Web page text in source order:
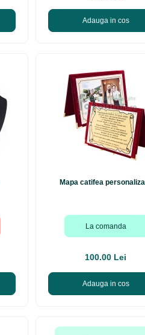
Adauga in cos
Mapa catifea
La comanda
100.00 Lei
Adauga in cos